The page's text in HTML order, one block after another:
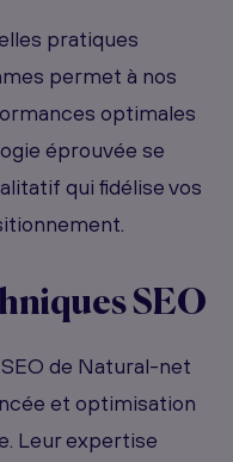
pratiques
permet à nos
optimales
éprouvée se
qui fidélise vos
SEO
de Natural-net
et optimisation
Leur expertise